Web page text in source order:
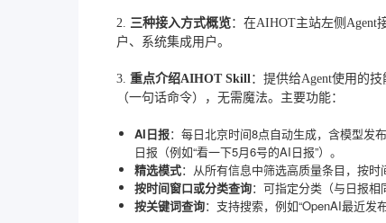
2. 三种接入方式概览：在AIHOT主站左侧Agent
户、系统集成用户。
3. 重点介绍AIHOT Skill：提供给Agent使用的技
（一句话命令），无需魔法。主要功能：
AI日报：每日北京时间8点自动生成，含模型发
日报（例如“看一下5月6号的AI日报”）。
精选模式：从所有信息中筛选高质量条目，按时
按时间窗口或分类查询：可指定分类（与日报相
按关键词查询：支持搜索，例如“OpenAI最近发